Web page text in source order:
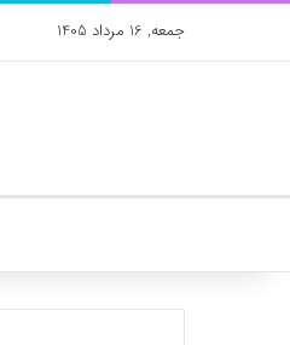
جمعه, 16 مرداد 1405